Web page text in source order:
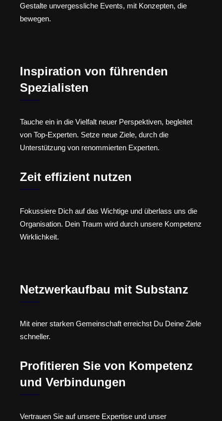
Gestalte unvergessliche Events, mit Konzepten, die
bewegen.
Inspiration von führenden
Spezialisten
Tauche ein in die Vielfalt neuer Perspektiven, begleitet
von Top-Experten. Setze neue Ziele, durch die
Unterstützung von renommierten Experten.
Zeit effizient nutzen
Fokussiere Dich auf das Wichtige und überlass uns die
Organisation. Dein Traum wird durch unsere Kompetenz
Wirklichkeit.
Netzwerkaufbau mit Substanz
Mit einer starken Gemeinschaft erreichst Du Deine Ziele
schneller.
Profitieren Sie von Kompetenz
und Verbindungen
Vertrauen Sie auf unsere Expertise und unser